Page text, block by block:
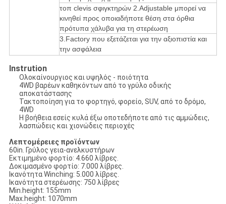
τοπ clevis σφιγκτηρών 2.Adjustable μπορεί να
κινηθεί προς οποιαδήποτε θέση στα όρθια
πρότυπα χάλυβα για τη στερέωση
3.Factoryπου εξετάζεται για την αξιοπιστία και
την ασφάλεια
Instrution
Ολοκαίνουργιος και υψηλός - ποιότητα
4WD βαρέων καθηκόντων από το γρύλο οδικής
αποκατάστασης
Τακτοποίηση για το φορτηγό, φορείο, SUV, από το δρόμο,
4WD
Η βοήθεια εσείς κυλά έξω οποτεδήποτε από τις αμμώδεις,
λασπώδεις και χιονώδεις περιοχές
Λεπτομέρειες προϊόντων
60in. Γρύλος γεια-ανελκυστήρων
Εκτιμημένο φορτίο: 4.660 λίβρες.
Δοκιμασμένο φορτίο: 7.000 λίβρες.
Ικανότητα Winching: 5.000 λίβρες.
Ικανότητα στερέωσης: 750 λίβρες
Min.height: 155mm
Max.height: 1070mm